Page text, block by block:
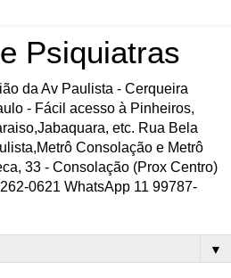
Psiquiatras
da Av Paulista - Cerqueira
- Fácil acesso à Pinheiros,
etc. Rua Bela
Consolação e Metrô
33 - Consolação (Prox Centro)
0621 WhatsApp 11 99787-
▼